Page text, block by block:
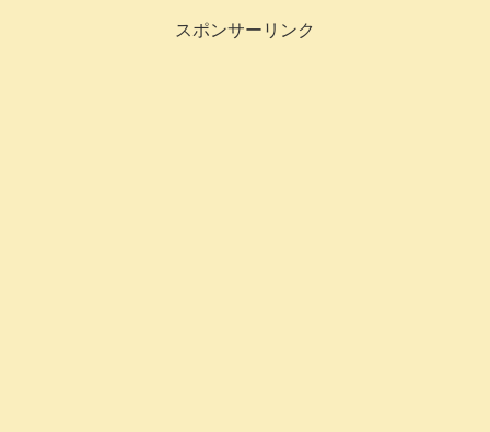
スポンサーリンク